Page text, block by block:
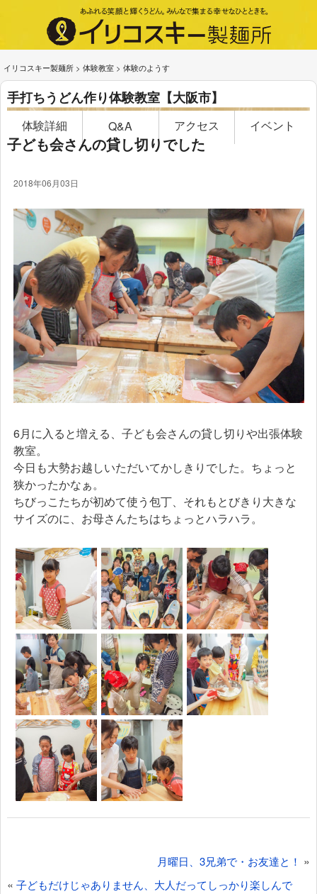
イリコスキー製麺所 > 体験教室 > 体験のようす
手打ちうどん作り体験教室【大阪市】
体験詳細 Q&A アクセス イベント
子ども会さんの貸し切りでした
2018年06月03日
6月に入ると増える、子ども会さんの貸し切りや出張体験
教室。
今日も大勢お越しいただいてかしきりでした。ちょっと
狭かったかなぁ。
ちびっこたちが初めて使う包丁、それもとびきり大きな
サイズのに、お母さんたちはちょっとハラハラ。
稿
月曜日、3兄弟で・お友達と！ »
« 子どもだけじゃありません、大人だってしっかり楽しんで